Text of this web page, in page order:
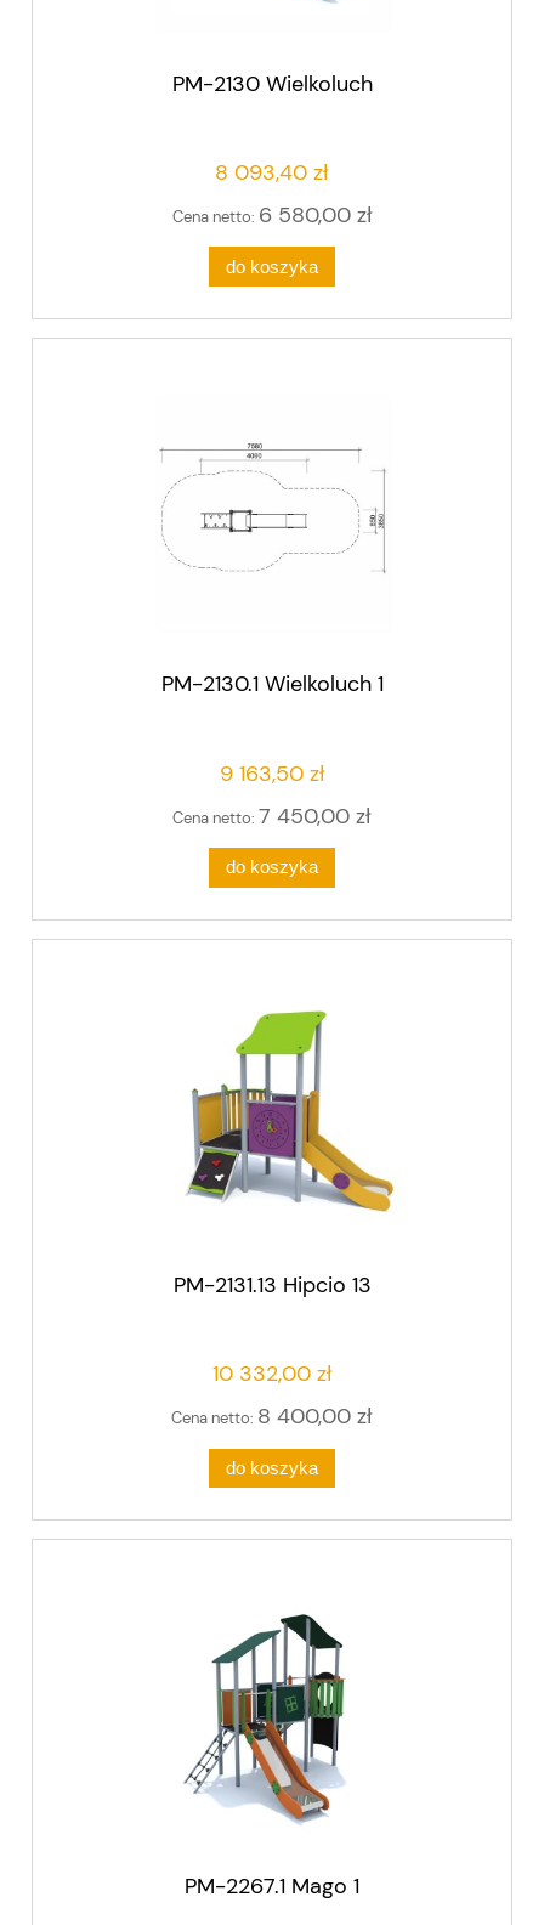
PM-2130 Wielkoluch
8 093,40 zł
Cena netto: 6 580,00 zł
do koszyka
PM-2130.1 Wielkoluch 1
9 163,50 zł
Cena netto: 7 450,00 zł
do koszyka
PM-2131.13 Hipcio 13
10 332,00 zł
Cena netto: 8 400,00 zł
do koszyka
PM-2267.1 Mago 1